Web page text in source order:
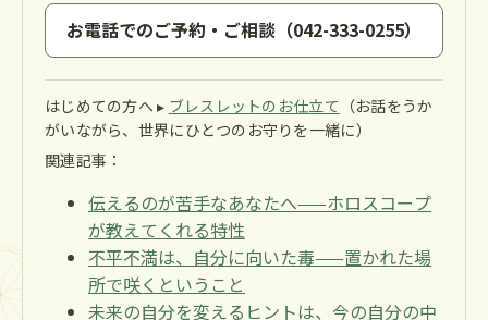
お電話でのご予約・ご相談（042-333-0255）
はじめての方へ ▸ ブレスレットのお仕立て （お話をうか
がいながら、世界にひとつのお守りを一緒に）
関連記事：
伝えるのが苦手なあなたへ——ホロスコープ
が教えてくれる特性
不平不満は、自分に向いた毒——置かれた場
所で咲くということ
未来の自分を変えるヒントは、今の自分の中